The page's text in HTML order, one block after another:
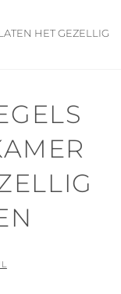
HET GEZELLIG